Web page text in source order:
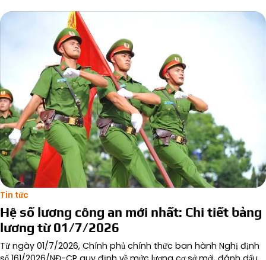
Tin tức
Hệ số lương công an mới nhất: Chi tiết bảng
lương từ 01/7/2026
Từ ngày 01/7/2026, Chính phủ chính thức ban hành Nghị định